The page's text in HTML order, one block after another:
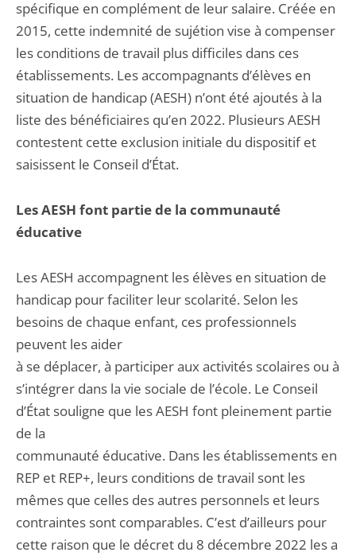
spécifique en complément de leur salaire. Créée en
2015, cette indemnité de sujétion vise à compenser
les conditions de travail plus difficiles dans ces
établissements. Les accompagnants d’élèves en
situation de handicap (AESH) n’ont été ajoutés à la
liste des bénéficiaires qu’en 2022. Plusieurs AESH
contestent cette exclusion initiale du dispositif et
saisissent le Conseil d’État.
Les AESH font partie de la communauté
éducative
Les AESH accompagnent les élèves en situation de
handicap pour faciliter leur scolarité. Selon les
besoins de chaque enfant, ces professionnels
peuvent les aider
à se déplacer, à participer aux activités scolaires ou à
s’intégrer dans la vie sociale de l’école. Le Conseil
d’État souligne que les AESH font pleinement partie
de la
communauté éducative. Dans les établissements en
REP et REP+, leurs conditions de travail sont les
mêmes que celles des autres personnels et leurs
contraintes sont comparables. C’est d’ailleurs pour
cette raison que le décret du 8 décembre 2022 les a